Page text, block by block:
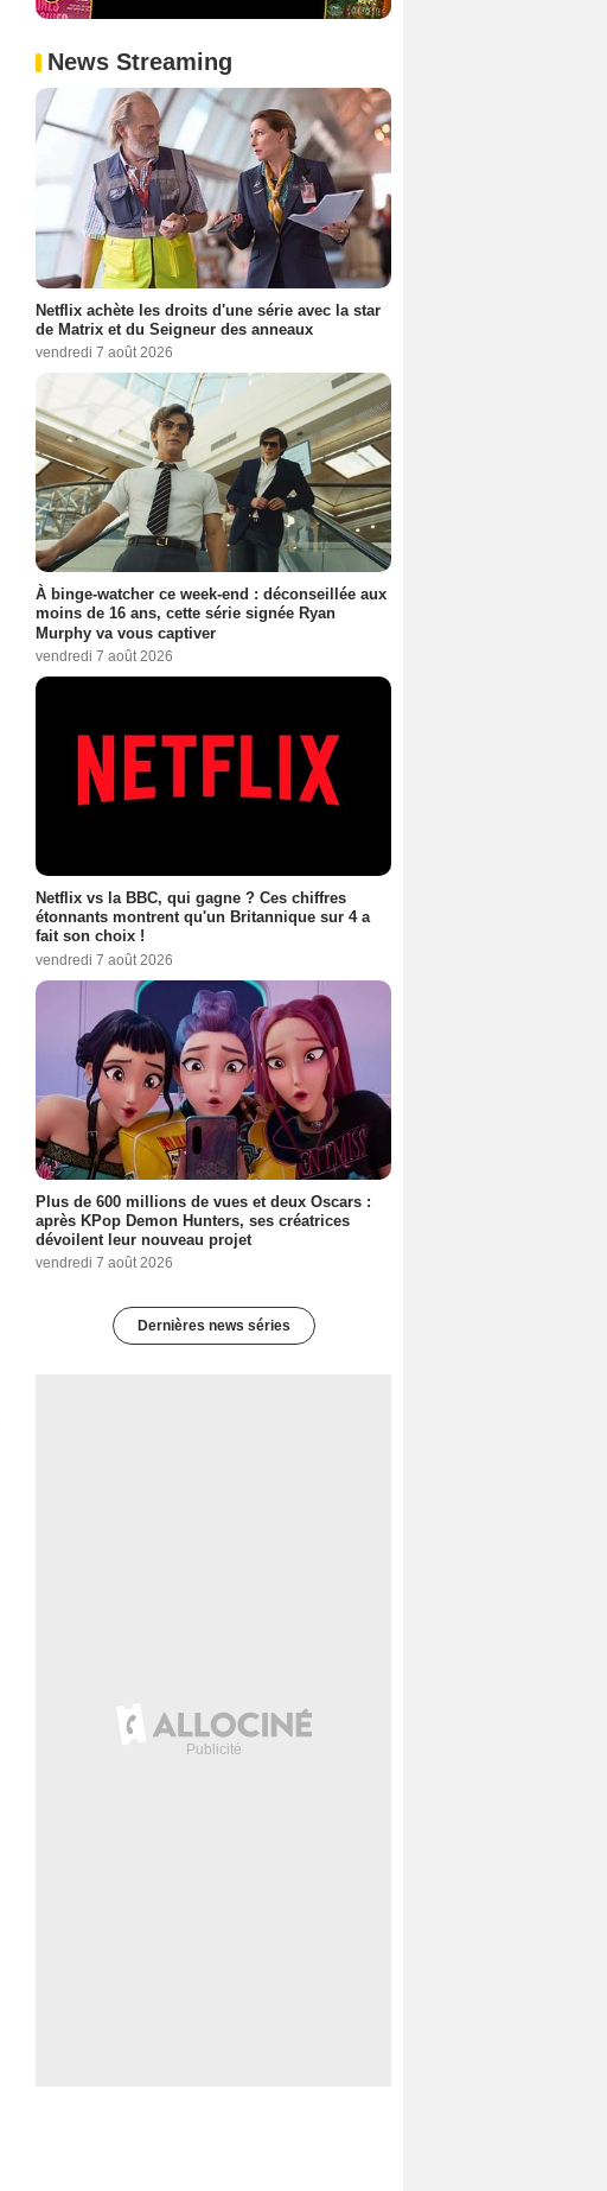
News Streaming
Netflix achète les droits d'une série avec la star
de Matrix et du Seigneur des anneaux
vendredi 7 août 2026
À binge-watcher ce week-end : déconseillée aux
moins de 16 ans, cette série signée Ryan
Murphy va vous captiver
vendredi 7 août 2026
Netflix vs la BBC, qui gagne ? Ces chiffres
étonnants montrent qu'un Britannique sur 4 a
fait son choix !
vendredi 7 août 2026
Plus de 600 millions de vues et deux Oscars :
après KPop Demon Hunters, ses créatrices
dévoilent leur nouveau projet
vendredi 7 août 2026
Dernières news séries